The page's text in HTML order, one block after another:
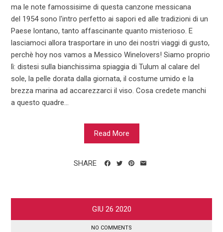
ma le note famossisime di questa canzone messicana
del 1954 sono l'intro perfetto ai sapori ed alle tradizioni di un
Paese lontano, tanto affascinante quanto misterioso. E
lasciamoci allora trasportare in uno dei nostri viaggi di gusto,
perchè hoy nos vamos a Messico Winelovers! Siamo proprio
lì: distesi sulla bianchissima spiaggia di Tulum al calare del
sole, la pelle dorata dalla giornata, il costume umido e la
brezza marina ad accarezzarci il viso. Cosa credete manchi
a questo quadre...
Read More
SHARE
GIU 26 2020
NO COMMENTS